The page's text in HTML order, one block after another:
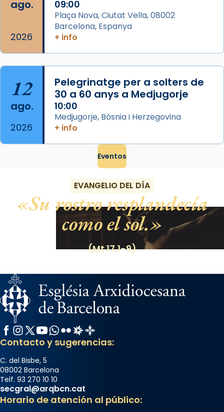
ago.
2026
09:00
Plaça Nova, Ciutat Vella, 08002
Barcelona, Espanya
+ info
12
ago.
2026
Pelegrinatge per a solters de
30 a 60 anys a Medjugorje
10:00
Medjugorje, Bòsnia i Herzegovina
+ info
Eventos
EVANGELIO DEL DÍA
Su rostro resplandecía
como el sol.
(Mt 17,1-9)
Facebook
Instagram
X / Twitter
YouTube
WhatsApp
FlickrRadio Estel
Catalunya Cristiana
Contacto y sugerencias:
C. del Bisbe, 5
08002 Barcelona
Telf. 93 270 10 10
secgral@arqbcn.cat
Horario de atención al público: